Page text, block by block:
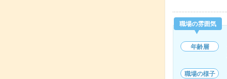
職場の雰囲気
年齢層
職場の様子